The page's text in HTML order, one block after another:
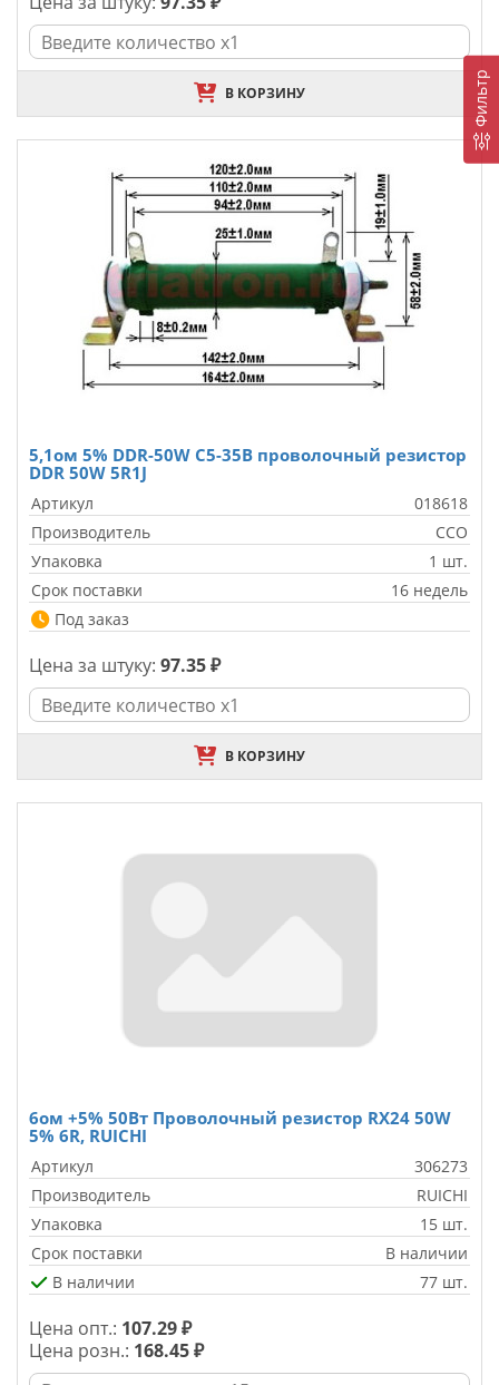
Фильтр
В КОРЗИНУ
5,1ом 5% DDR-50W С5-35В проволочный резистор
DDR 50W 5R1J
Артикул
018618
Производитель
CCO
Упаковка
1 шт.
Срок поставки
16 недель
Под заказ
Цена за штуку: 97.35 ₽
В КОРЗИНУ
6ом +5% 50Вт Проволочный резистор RX24 50W
5% 6R, RUICHI
Артикул
306273
Производитель
RUICHI
Упаковка
15 шт.
Срок поставки
В наличии
В наличии
77 шт.
Цена опт.: 107.29 ₽
Цена розн.: 168.45 ₽